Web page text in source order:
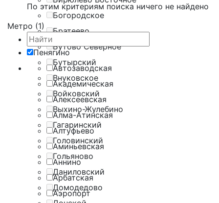
Богородское
Братеево
Бутово Северное
Бутырский
Внуковское
Войковский
Выхино-Жулебино
Гагаринский
Головинский
Гольяново
Даниловский
Домодедово
По этим критериям поиска ничего не найдено
Метро (1)
Пенягино
Автозаводская
Академическая
Алексеевская
Алма-Атинская
Алтуфьево
Аминьевская
Аннино
Арбатская
Аэропорт